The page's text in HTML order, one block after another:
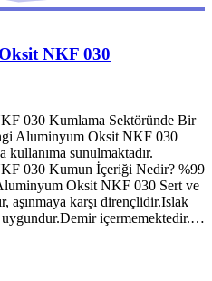
NKF 030
030 Kumlama Sektöründe Bir
Aluminyum Oksit NKF 030
kullanıma sunulmaktadır.
030 Kumun İçeriği Nedir? %99
Oksit NKF 030 Sert ve
aşınmaya karşı dirençlidir.Islak
içermemektedir.…